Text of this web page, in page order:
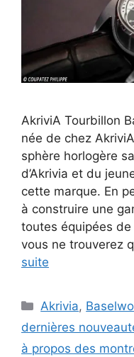
AkriviA Tourbillon
née de chez
sphère horlogère
d’Akrivia et du
cette marque. En
à construire une
toutes équipées
vous ne trouverez
suite
Catégories
Akrivia,
dernières
à propos des